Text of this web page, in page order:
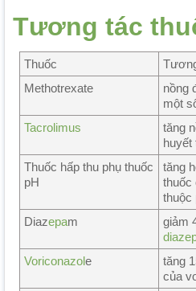
Tương tác
Thuốc
Methotrexate
nồng
một
Tacrolimus
tăng
huyết
Thuốc hấp thu phụ thuốc
pH
tăng
thuốc
thuộc
Diazepam
giảm
Voriconazole
tăng
của